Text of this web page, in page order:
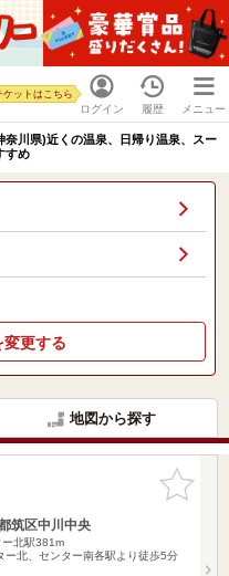
ログイン
ケットはこちら
履歴 メニュー
奈川県)近くの温泉、日帰り温泉、スー
すめ
変更する
地図から探す
お気に入
りに追加
筑区中川中央
ー北駅381m
ー北、センター南各駅より徒歩5分